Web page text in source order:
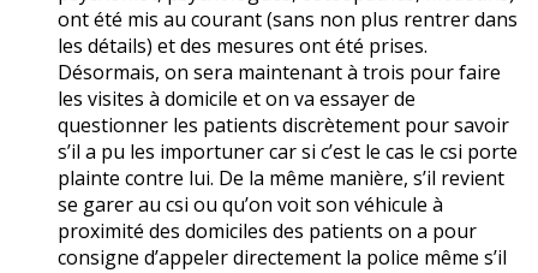
ont été mis au courant (sans non plus rentrer dans
les détails) et des mesures ont été prises.
Désormais, on sera maintenant à trois pour faire
les visites à domicile et on va essayer de
questionner les patients discrètement pour savoir
s’il a pu les importuner car si c’est le cas le csi porte
plainte contre lui. De la même manière, s’il revient
se garer au csi ou qu’on voit son véhicule à
proximité des domiciles des patients on a pour
consigne d’appeler directement la police même s’il